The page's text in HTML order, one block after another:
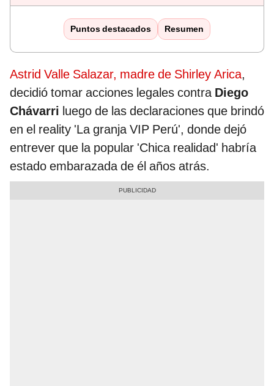
Puntos destacados Resumen
Astrid Valle Salazar, madre de Shirley Arica,
decidió tomar acciones legales contra Diego
Chávarri luego de las declaraciones que brindó
en el reality 'La granja VIP Perú', donde dejó
entrever que la popular 'Chica realidad' habría
estado embarazada de él años atrás.